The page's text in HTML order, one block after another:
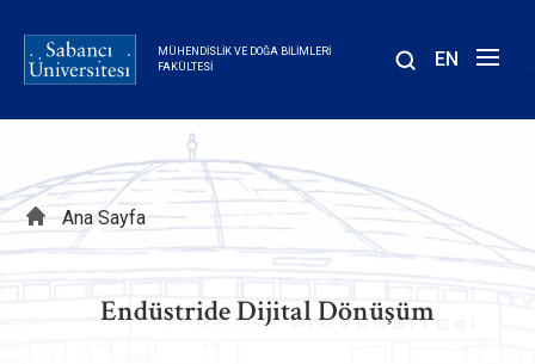
içeriğe
atla
MÜHENDISLIK VE DOĞA BILIMLERI
FAKÜLTESI
EN
Sayfa
yolu
Ana Sayfa
Endüstride Dijital Dönüşüm